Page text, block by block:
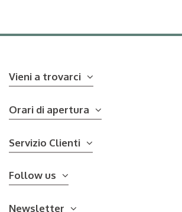
Vieni a trovarci
Orari di apertura
Servizio Clienti
Follow us
Newsletter